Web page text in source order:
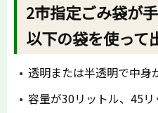
2市指定ごみ袋が
以下の袋を使って
透明または半透明で中身
容量が30リットル、45